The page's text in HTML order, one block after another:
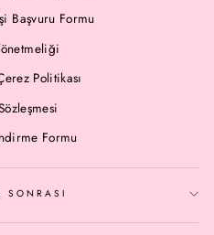
Başvuru Formu
Politikası
Formu
SONRASI